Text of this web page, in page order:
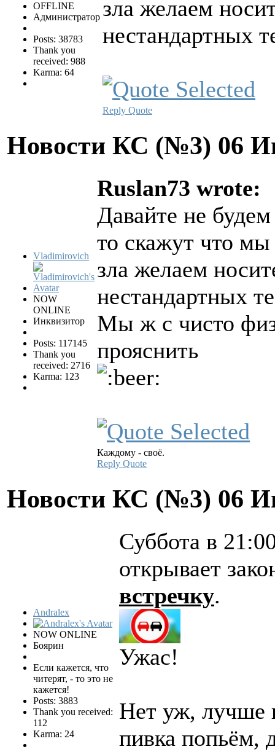
OFFLINE
Администратор
Posts: 38783
Thank you
received: 988
Karma: 64
зла желаем
нестандартных
Reply Quote
Новости КС (№3) 06
Vladimirovich
NOW
ONLINE
Инквизитор
Posts: 117145
Thank you
received: 2716
Karma: 123
Ruslan73 wrote:
Давайте не
то скажут что
зла желаем
нестандартных
Мы ж с чисто
прояснить
Каждому - своё.
Reply Quote
Новости КС (№3) 06
Andralex
NOW ONLINE
Боярин
Если кажется, что
читерят, - то это не
кажется!
Posts: 3883
Thank you received:
112
Karma: 24
Суббота в
открывает
встречку.
Ужас!
Нет уж, лучше
пивка попьём,